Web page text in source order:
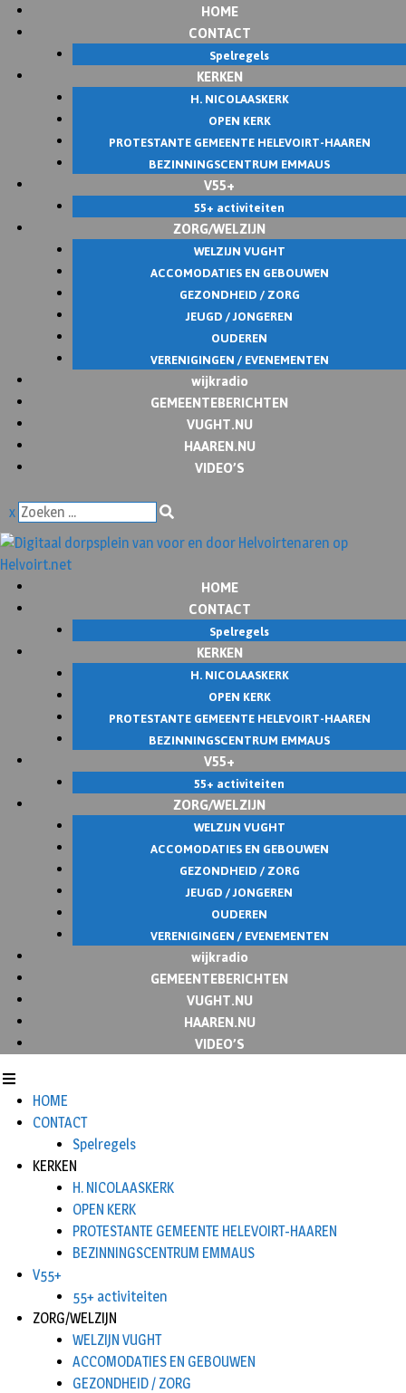
HOME
CONTACT
Spelregels
KERKEN
H. NICOLAASKERK
OPEN KERK
PROTESTANTE GEMEENTE HELEVOIRT-HAAREN
BEZINNINGSCENTRUM EMMAUS
V55+
55+ activiteiten
ZORG/WELZIJN
WELZIJN VUGHT
ACCOMODATIES EN GEBOUWEN
GEZONDHEID / ZORG
JEUGD / JONGEREN
OUDEREN
VERENIGINGEN / EVENEMENTEN
wijkradio
GEMEENTEBERICHTEN
VUGHT.NU
HAAREN.NU
VIDEO’S
x
HOME
CONTACT
Spelregels
KERKEN
H. NICOLAASKERK
OPEN KERK
PROTESTANTE GEMEENTE HELEVOIRT-HAAREN
BEZINNINGSCENTRUM EMMAUS
V55+
55+ activiteiten
ZORG/WELZIJN
WELZIJN VUGHT
ACCOMODATIES EN GEBOUWEN
GEZONDHEID / ZORG
JEUGD / JONGEREN
OUDEREN
VERENIGINGEN / EVENEMENTEN
wijkradio
GEMEENTEBERICHTEN
VUGHT.NU
HAAREN.NU
VIDEO’S
HOME
CONTACT
Spelregels
KERKEN
H. NICOLAASKERK
OPEN KERK
PROTESTANTE GEMEENTE HELEVOIRT-HAAREN
BEZINNINGSCENTRUM EMMAUS
V55+
55+ activiteiten
ZORG/WELZIJN
WELZIJN VUGHT
ACCOMODATIES EN GEBOUWEN
GEZONDHEID / ZORG